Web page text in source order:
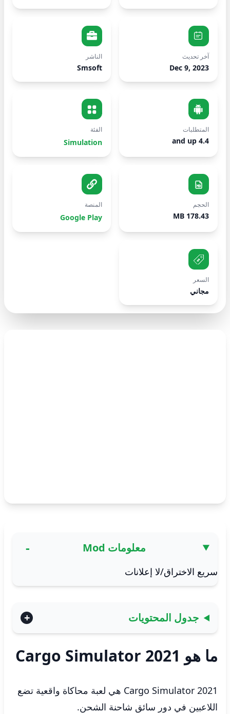
آخر تحديث
Dec 9, 2023
الناشر
Smsoft
المتطلبات
4.4 and up
الفئة
Simulation
الحجم
178.43 MB
المنصة
Google Play
السعر
مجاني
معلومات Mod
سريع الاختراق/لا إعلانات
جدول المحتويات
ما هو Cargo Simulator 2021
Cargo Simulator 2021 هي لعبة محاكاة واقعية تضع
اللاعبين في دور سائق شاحنة الشحن.